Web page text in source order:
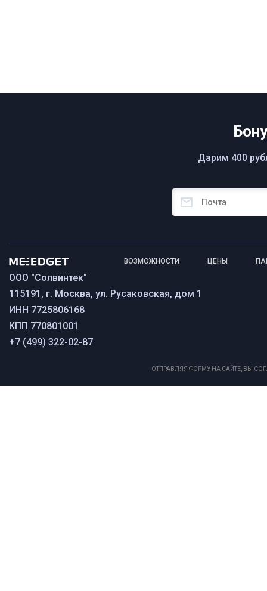
Дарим 400
ВОЗМОЖНОСТИ ЦЕНЫ
ООО "Солвинтек"
115191, г. Москва, ул. Русаковская, дом 1
ИНН 7725806168
КПП 770801001
+7 (499) 322-02-87
ОТПРАВЛЯЯ ФОРМУ НА САЙТЕ, ВЫ